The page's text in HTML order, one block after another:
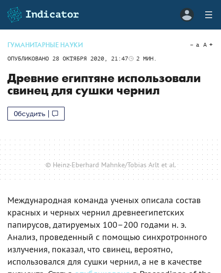
ГУМАНИТАРНЫЕ НАУКИ
ОПУБЛИКОВАНО 28 ОКТЯБРЯ 2020, 21:47 2 МИН.
a A
Древние египтяне использовали
свинец для сушки чернил
Обсудить
© Heinz-Eberhard Mahnke/Tobias Arlt et al.
Международная команда ученых описала состав
красных и черных чернил древнеегипетских
папирусов, датируемых 100–200 годами н. э.
Анализ, проведенный с помощью синхротронного
излучения, показал, что свинец, вероятно,
использовался для сушки чернил, а не в качестве